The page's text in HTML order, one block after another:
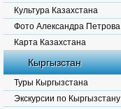
Культура Казахстана
Фото Александра Петрова
Карта Казахстана
Кыргызстан
Туры Кыргызстана
Экскурсии по Кыргызстану